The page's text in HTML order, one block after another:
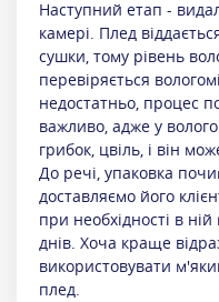
Наступний етап -
камері. Плед
сушки, тому рівень
перевіряється
недостатньо, процес
важливо, адже у
грибок, цвіль, і він
До речі, упаковка
доставляємо його
при необхідності в
днів. Хоча краще
використовувати
плед.